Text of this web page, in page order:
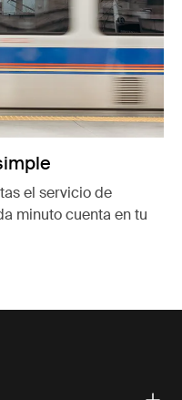
el servicio de
minuto cuenta en tu
pestaña